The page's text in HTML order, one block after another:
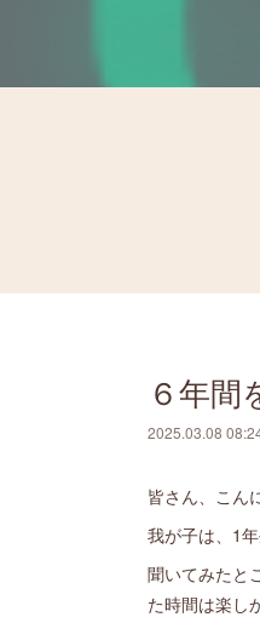
６年間
2025.03.08
皆さん、こん
我が子は、1
聞いてみたと
た時間は楽し